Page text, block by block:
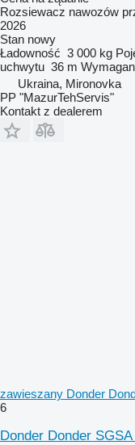
Rozsiewacz nawozów
2026
Stan nowy
Ładowność 3 000 kg
uchwytu 36 m
Ukraina, Mironovka
PP "MazurTehServis"
Kontakt z dealerem
zawieszany Donder
6
Donder Donder